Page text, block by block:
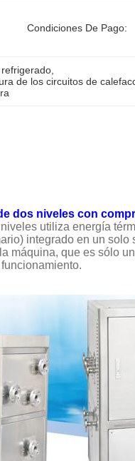
Condiciones De Pago:
de los circuitos de
dos niveles con
utiliza energía
integrado en un
máquina, que es sólo